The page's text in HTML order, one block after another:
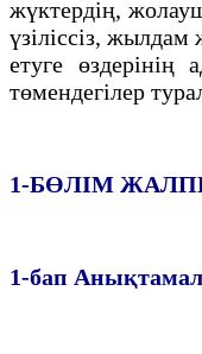
жүктердің,
үзiлiссiз, жылдам
етуге
төмендегiлер
1-БӨЛIМ
1-бап